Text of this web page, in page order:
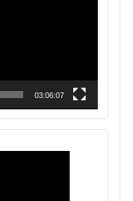
03:06:07